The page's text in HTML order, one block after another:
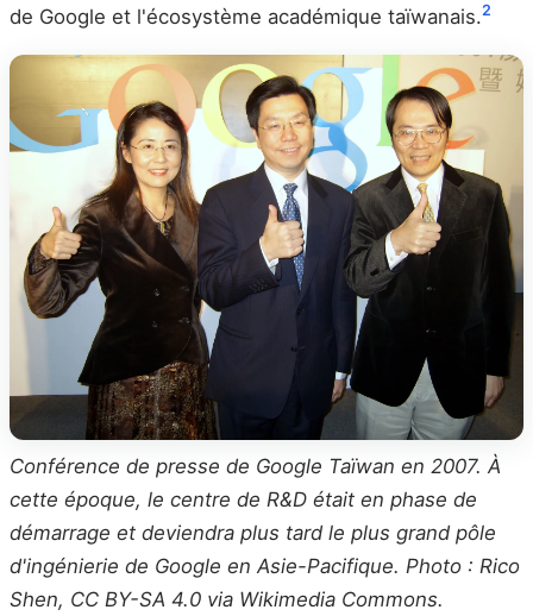
de Google et l'écosystème académique taïwanais.2
Conférence de presse de Google Taïwan en 2007. À
cette époque, le centre de R&D était en phase de
démarrage et deviendra plus tard le plus grand pôle
d'ingénierie de Google en Asie-Pacifique. Photo : Rico
Shen, CC BY-SA 4.0 via Wikimedia Commons.